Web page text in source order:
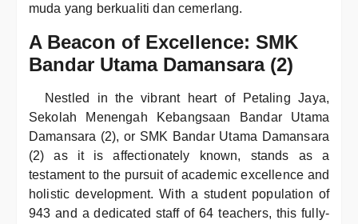
muda yang berkualiti dan cemerlang.
A Beacon of Excellence: SMK
Bandar Utama Damansara (2)
Nestled in the vibrant heart of Petaling Jaya,
Sekolah Menengah Kebangsaan Bandar Utama
Damansara (2), or SMK Bandar Utama Damansara
(2) as it is affectionately known, stands as a
testament to the pursuit of academic excellence and
holistic development. With a student population of
943 and a dedicated staff of 64 teachers, this fully-